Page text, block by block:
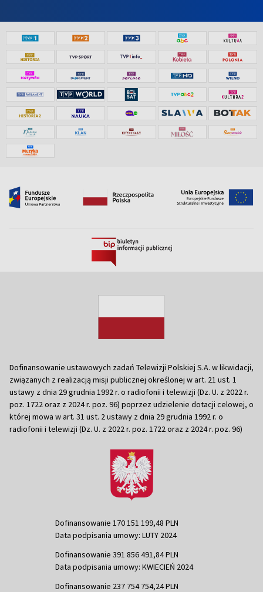
Dofinansowanie ustawowych zadań Telewizji Polskiej S.A. w likwidacji,
związanych z realizacją misji publicznej określonej w art. 21 ust. 1
ustawy z dnia 29 grudnia 1992 r. o radiofonii i telewizji (Dz. U. z 2022 r.
poz. 1722 oraz z 2024 r. poz. 96) poprzez udzielenie dotacji celowej, o
której mowa w art. 31 ust. 2 ustawy z dnia 29 grudnia 1992 r. o
radiofonii i telewizji (Dz. U. z 2022 r. poz. 1722 oraz z 2024 r. poz. 96)
Dofinansowanie 170 151 199,48 PLN
Data podpisania umowy: LUTY 2024
Dofinansowanie 391 856 491,84 PLN
Data podpisania umowy: KWIECIEŃ 2024
Dofinansowanie 237 754 754,24 PLN